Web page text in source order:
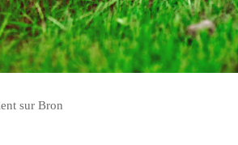
sur Bron